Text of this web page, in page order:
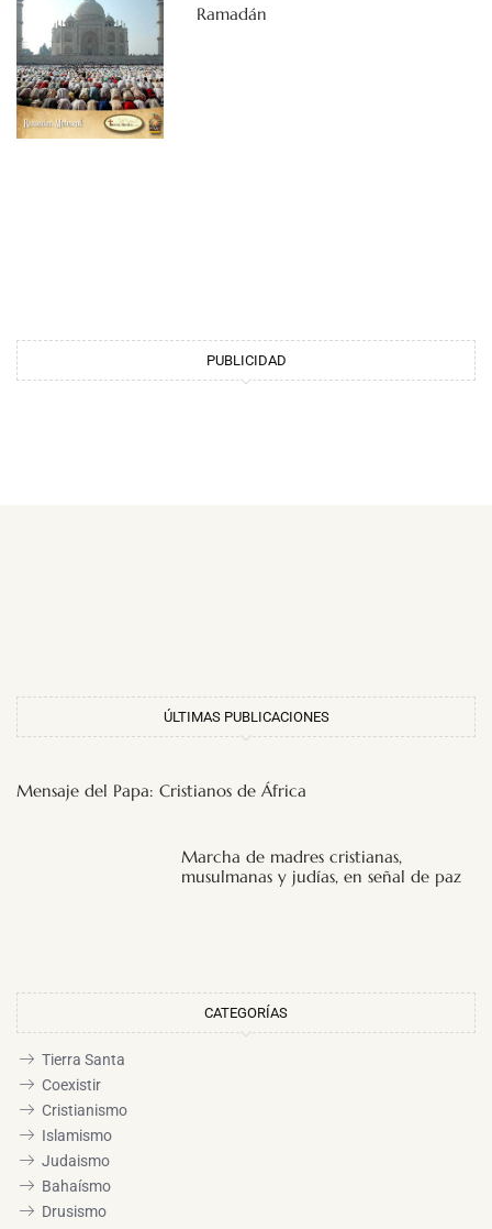
Ramadán
PUBLICIDAD
ÚLTIMAS PUBLICACIONES
Mensaje del Papa: Cristianos de África
Marcha de madres cristianas,
musulmanas y judías, en señal de paz
CATEGORÍAS
Tierra Santa
Coexistir
Cristianismo
Islamismo
Judaismo
Bahaísmo
Drusismo